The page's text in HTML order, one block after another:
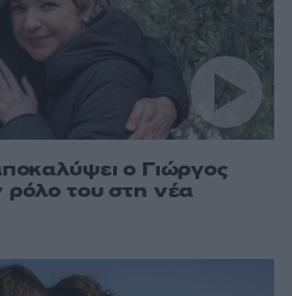
ο Γιώργος
ρόλο του στη νέα